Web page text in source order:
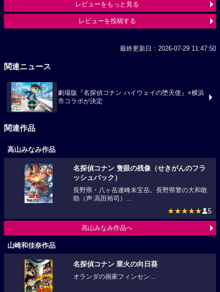
レビューをもっと見る
レビューを投稿する
最終更新日：2026-07-29 11:47:50
関連ニュース
劇場版『名探偵コナン ハイウェイの堕天使』×横浜
市コラボが決定
関連作品
高山みなみ作品
名探偵コナン 隻眼の残像（せきがんのフラ
ッシュバック）
長野県・八ヶ岳連峰未宝岳。長野県警の大和敢
助（声:高田裕司）...
★★★★★ 5
高山みなみ作品へ
山崎和佳奈作品
名探偵コナン 業火の向日葵
オランダの画家フィンセン...